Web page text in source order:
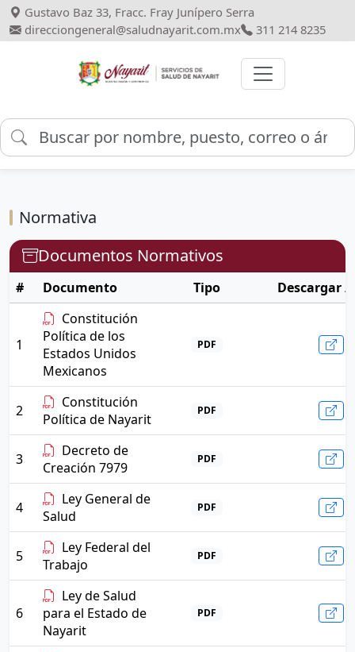
Gustavo Baz 33, Fracc. Fray Junípero Serra
direcciongeneral@saludnayarit.com.mx
311 214 8235
Normativa
Documentos Normativos
# Documento Tipo Descargar /
1
Constitución
Política de los
Estados Unidos
Mexicanos
PDF
2
Constitución
Política de Nayarit
PDF
3
Decreto de
Creación 7979
PDF
4
Ley General de
Salud
PDF
5
Ley Federal del
Trabajo
PDF
6
Ley de Salud
para el Estado de
Nayarit
PDF